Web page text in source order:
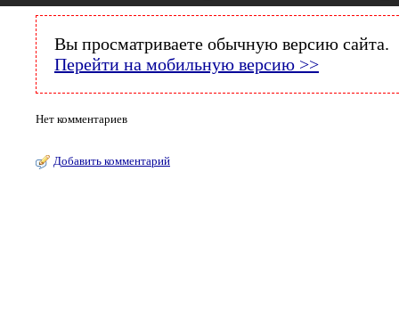
Вы просматриваете обычную версию сайта.
Перейти на мобильную версию >>
Нет комментариев
Добавить комментарий